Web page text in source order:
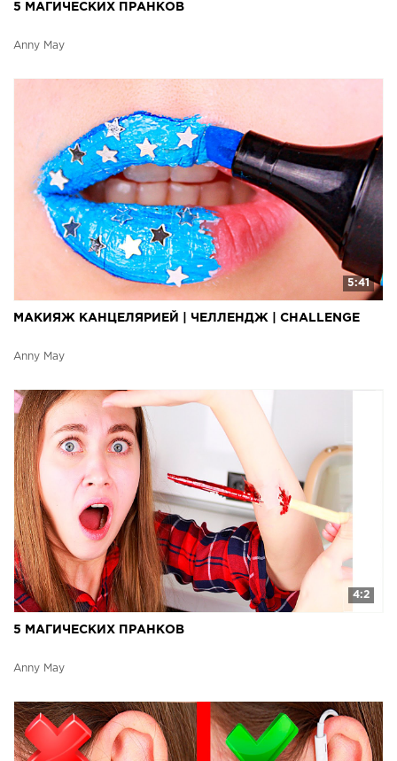
5 МАГИЧЕСКИХ ПРАНКОВ
Anny May
5:41
МАКИЯЖ КАНЦЕЛЯРИЕЙ | ЧЕЛЛЕНДЖ | CHALLENGE
Anny May
4:2
5 МАГИЧЕСКИХ ПРАНКОВ
Anny May